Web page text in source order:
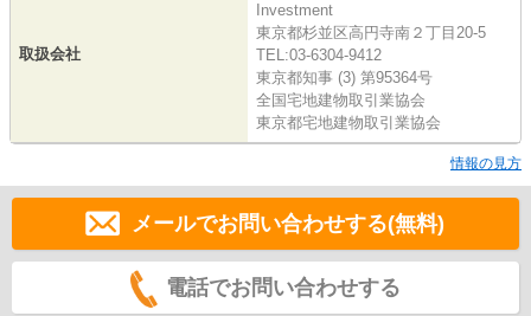
取扱会社
Investment
東京都杉並区高円寺南２丁目20-5
TEL:03-6304-9412
東京都知事 (3) 第95364号
全国宅地建物取引業協会
東京都宅地建物取引業協会
情報の見方
メールでお問い合わせする(無料)
電話でお問い合わせする